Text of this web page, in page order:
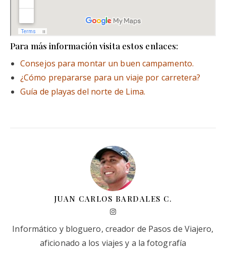
Para más información visita estos enlaces:
Consejos para montar un buen campamento.
¿Cómo prepararse para un viaje por carretera?
Guía de playas del norte de Lima.
JUAN CARLOS BARDALES C.
Informático y bloguero, creador de Pasos de Viajero,
aficionado a los viajes y a la fotografía